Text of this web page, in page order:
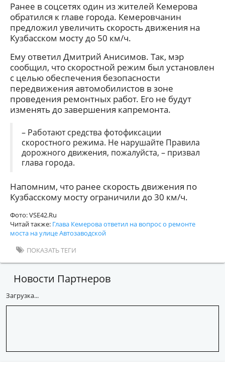
Ранее в соцсетях один из жителей Кемерова
обратился к главе города. Кемеровчанин
предложил увеличить скорость движения на
Кузбасском мосту до 50 км/ч.
Ему ответил Дмитрий Анисимов. Так, мэр
сообщил, что скоростной режим был установлен
с целью обеспечения безопасности
передвижения автомобилистов в зоне
проведения ремонтных работ. Его не будут
изменять до завершения капремонта.
– Работают средства фотофиксации
скоростного режима. Не нарушайте Правила
дорожного движения, пожалуйста, – призвал
глава города.
Напомним, что ранее скорость движения по
Кузбасскому мосту ограничили до 30 км/ч.
Фото: VSE42.Ru
Читай также: Глава Кемерова ответил на вопрос о ремонте
моста на улице Автозаводской
ПОКАЗАТЬ ТЕГИ
Новости Партнеров
Загрузка...